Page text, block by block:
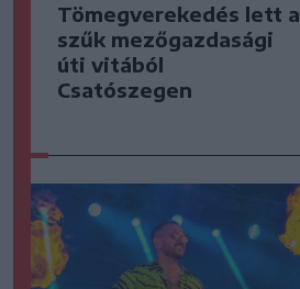
Tömegverekedés lett a
szűk mezőgazdasági
úti vitából
Csatószegen